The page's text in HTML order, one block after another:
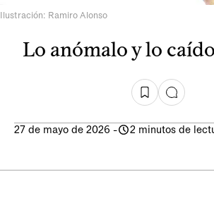
Ilustración: Ramiro Alonso
Lo anómalo y lo
27 de mayo de 2026 - 2 minutos de